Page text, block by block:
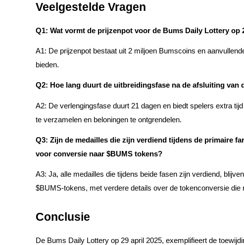
Verdien dagelijks competitieve beloningen
Hoog rendement en directe toegang
Veelgestelde Vragen
Q1: Wat vormt de prijzenpot voor de Bums Daily Lottery op
A1: De prijzenpot bestaat uit 2 miljoen Bumscoins en
bieden.
Q2: Hoe lang duurt de uitbreidingsfase na de afsluiting van
A2: De verlengingsfase duurt 21 dagen en biedt spelers extra
te verzamelen en beloningen te ontgrendelen.
Q3: Zijn de medailles die zijn verdiend tijdens de primaire
voor conversie naar $BUMS tokens?
A3: Ja, alle medailles die tijdens beide fasen zijn verdiend,
$BUMS-tokens, met verdere details over de tokenconversie die
Conclusie
De Bums Daily Lottery op 29 april 2025, exemplifieert de